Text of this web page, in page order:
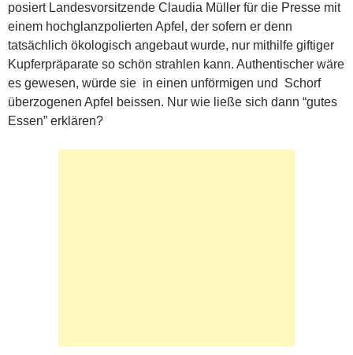
posiert Landesvorsitzende Claudia Müller für die Presse mit
einem hochglanzpolierten Apfel, der sofern er denn
tatsächlich ökologisch angebaut wurde, nur mithilfe giftiger
Kupferpräparate so schön strahlen kann. Authentischer wäre
es gewesen, würde sie in einen unförmigen und Schorf
überzogenen Apfel beissen. Nur wie ließe sich dann “gutes
Essen” erklären?